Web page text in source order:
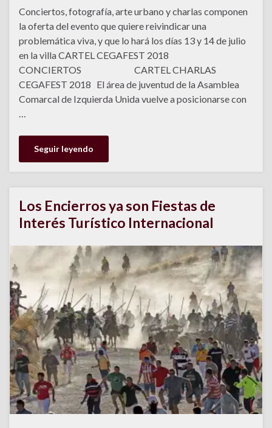
Conciertos, fotografía, arte urbano y charlas componen
la oferta del evento que quiere reivindicar una
problemática viva, y que lo hará los días 13 y 14 de julio
en la villa CARTEL CEGAFEST 2018
CONCIERTOS CARTEL CHARLAS
CEGAFEST 2018 El área de juventud de la Asamblea
Comarcal de Izquierda Unida vuelve a posicionarse con
…
Seguir leyendo
Los Encierros ya son Fiestas de
Interés Turístico Internacional